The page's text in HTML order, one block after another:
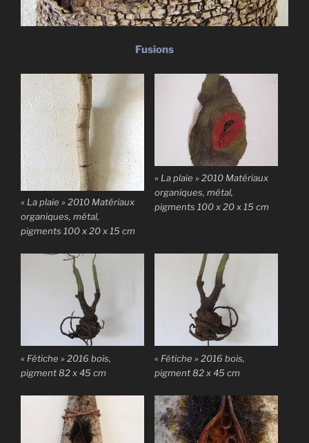
Fusions
« La plaie » 2010 Matériaux
organiques, métal,
pigments 100 x 20 x 15 cm
« La plaie » 2010 Matériaux
organiques, métal,
pigments 100 x 20 x 15 cm
« Fétiche » 2016 bois,
pigment 82 x 45 cm
« Fétiche » 2016 bois,
pigment 82 x 45 cm